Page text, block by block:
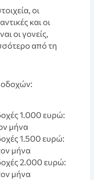
οι
και οι
οι γονείς,
από τη
1.000 ευρώ:
μήνα
1.500 ευρώ:
μήνα
2.000 ευρώ:
μήνα